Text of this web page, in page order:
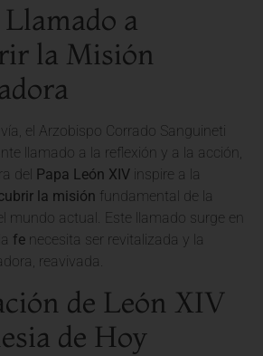
a
la Misión
el Arzobispo Corrado Sanguineti
llamado a la reflexión y a la acción,
del Papa León XIV inspire a la
la misión fundamental de la
mundo actual. Este llamado surge en
fe necesita ser revitalizada y la
reavivada.
de León XIV
de Hoy